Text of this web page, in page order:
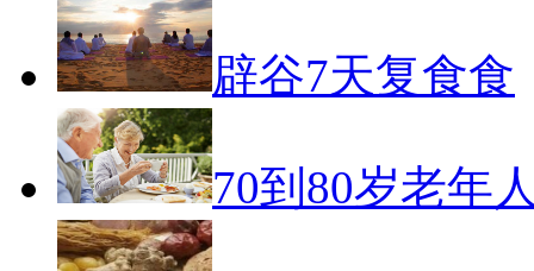
辟谷7天复食食
70到80岁老年